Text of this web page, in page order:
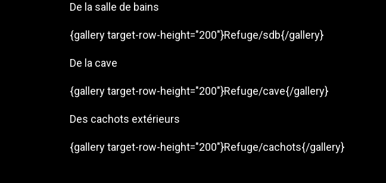
De la salle de bains
{gallery target-row-height="200"}Refuge/sdb{/gallery}
De la cave
{gallery target-row-height="200"}Refuge/cave{/gallery}
Des cachots extérieurs
{gallery target-row-height="200"}Refuge/cachots{/gallery}